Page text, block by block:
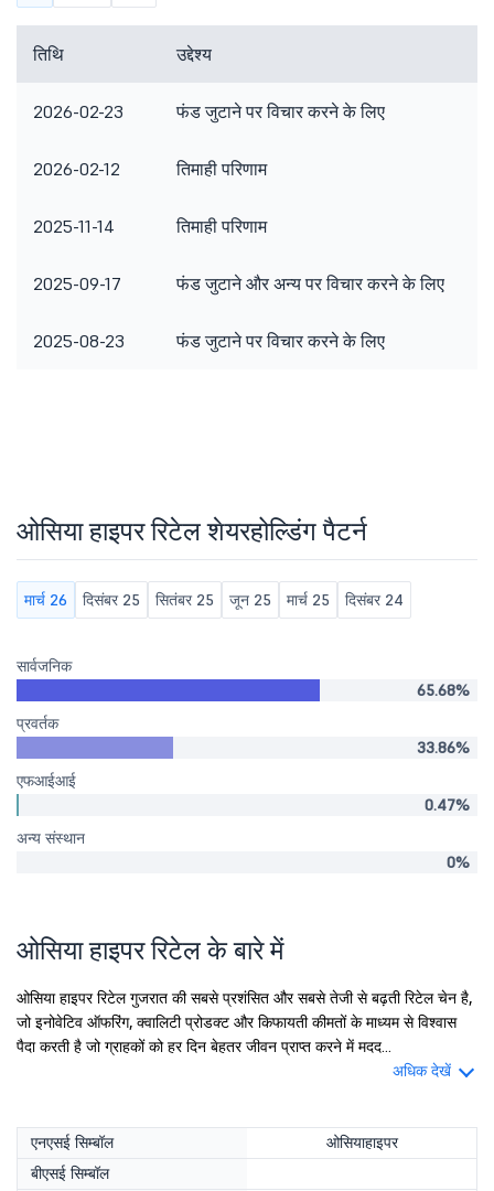
तिथि उद्देश्य
2026-02-23 फंड जुटाने पर विचार करने के लिए
2026-02-12 तिमाही परिणाम
2025-11-14 तिमाही परिणाम
2025-09-17 फंड जुटाने और अन्य पर विचार करने के लिए
2025-08-23 फंड जुटाने पर विचार करने के लिए
ओसिया हाइपर रिटेल शेयरहोल्डिंग पैटर्न
मार्च 26 दिसंबर 25 सितंबर 25 जून 25 मार्च 25 दिसंबर 24
सार्वजनिक
65.68%
प्रवर्तक
33.86%
एफआईआई
0.47%
अन्य संस्थान
0%
ओसिया हाइपर रिटेल के बारे में
ओसिया हाइपर रिटेल गुजरात की सबसे प्रशंसित और सबसे तेजी से बढ़ती रिटेल चेन है,
जो इनोवेटिव ऑफरिंग, क्वालिटी प्रोडक्ट और किफायती कीमतों के माध्यम से विश्वास
पैदा करती है जो ग्राहकों को हर दिन बेहतर जीवन प्राप्त करने में मदद...
अधिक देखें
एनएसई सिम्बॉल
ओसियाहाइपर
बीएसई सिम्बॉल